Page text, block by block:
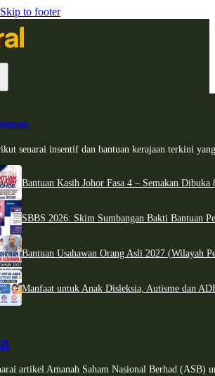
Skip to footer
senarai insentif dan bantuan kerajaan terkini
Bantuan Kasih Johor Fasa 4 – Semakan
SBBS 2026: Skim Sumbangan Bakti Bantuan
Bantuan Usahawan Orang Asli 2027 (Wilayah
Manfaat untuk Anak Disleksia, Autisme dan
artikel Amanah Saham Nasional Berhad (ASB)